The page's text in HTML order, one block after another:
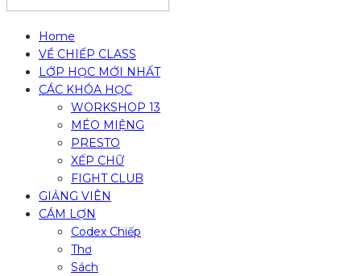
Home
VỀ CHIẾP CLASS
LỚP HỌC MỚI NHẤT
CÁC KHÓA HỌC
WORKSHOP 13
MÉO MIỆNG
PRESTO
XẾP CHỮ
FIGHT CLUB
GIẢNG VIÊN
CÁM LỢN
Codex Chiếp
Thơ
Sách